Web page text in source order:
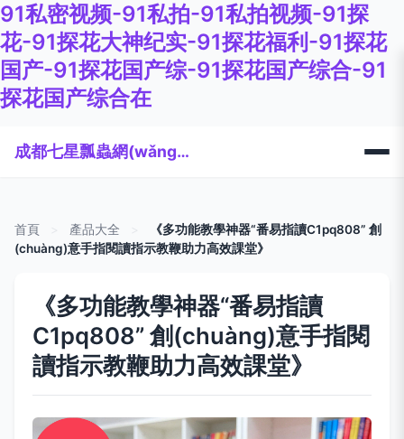
91私密视频-91私拍-91私拍视频-91探
花-91探花大神纪实-91探花福利-91探花
国产-91探花国产综-91探花国产综合-91
探花国产综合在
成都七星瓢蟲網(wǎng)絡科技有限公司
首頁 產品大全
《多功能教學神器“番易指讀C1pq808” 創
(chuàng)意手指閱讀指示教鞭助力高效課堂》
《多功能教學神器“番易指讀
C1pq808” 創(chuàng)意手指閱
讀指示教鞭助力高效課堂》